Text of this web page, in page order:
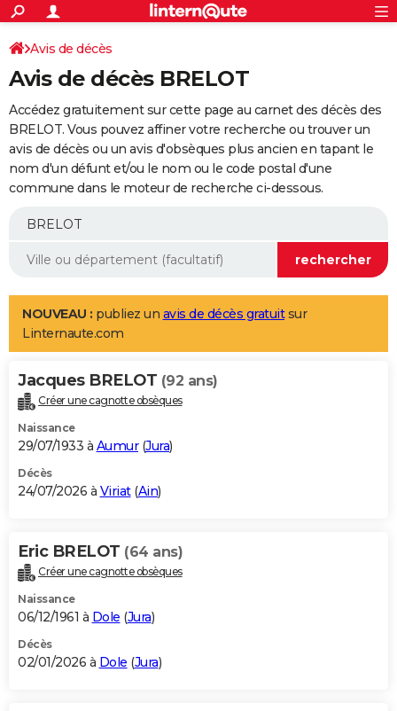
ACTUALITÉS
Politique
Société
Faits Divers
Education
Monde
Villes
+
SPORT
Coupe du monde 2026
Football
Tennis
Cyclisme
Rugby
Forum
Programme TV
TNT
Streaming
Cinéma
Sorties cinéma
Musique
+
FINANCE
Retraite
Epargne
Immobilier
Risques naturels par ville
Banque
Assurance
AUTO
Essais
Réserver un essai
Citadines
Berlines
SUV
Forum auto
+
Mobiles
Meilleur smartphone
Internet
Ordinateurs
Jeux vidéo
Guide high-tech
Aménagement intérieur
LIFESTYLE
Art de vivre
Bien-être
Loisirs
Mode
Modes de vie
Alimentation
Guide de la santé
Maladies
Médicaments
Sommeil
VOYAGE
Destinations
City break
Voyage nature
Voyage de noces
Forum
Climat
+PHOTO
GUIDES D'ACHAT
BONS PLANS
Carte de Noël
Carte Bonne année
Carte Saint-Valentin
Carte Pâques
Carte d'anniversaire
DICTIONNAIRE
Dictionnaire
Biographies
Citations
Expressions
Proverbes
PROGRAMME TV
S'inscrire
Se connecter
Lycées
Collèges
Primaires
Universités
Entreprises
Service militaire
Avis de recherche
AVIS DE DÉCÈS
Avis de décès
Avis de décès BRELOT
Accédez gratuitement sur cette page au carnet des décès des
BRELOT. Vous pouvez affiner votre recherche ou trouver un
avis de décès ou un avis d'obsèques plus ancien en tapant le
nom d'un défunt et/ou le nom ou le code postal d'une
commune dans le moteur de recherche ci-dessous.
NOUVEAU : publiez un avis de décès gratuitsur
Linternaute.com
Jacques BRELOT (92 ans)
Créer une cagnotte obsèques
Naissance
29/07/1933 à Aumur(Jura)
Décès
24/07/2026 à Viriat(Ain)
Eric BRELOT (64 ans)
Créer une cagnotte obsèques
Naissance
06/12/1961 à Dole (Jura)
Décès
02/01/2026 à Dole (Jura)